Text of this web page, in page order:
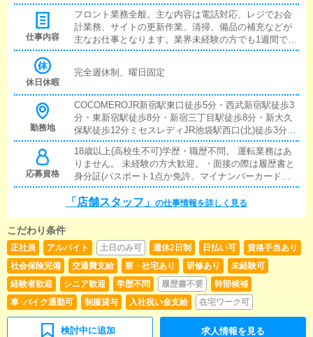
り込みになります。※罰金、ノルマなどペナルティは一
切なくお給料から引かれるのは税金だけですのでご安心
ください。
仕事内容
フロント業務全般。主な内容は電話対応、レジでお会
計業務、サイトの更新作業、清掃、備品の補充などが
主なお仕事となります。業界未経験の方でも1週間で習
得可能な簡単な業務で、丁寧に教えさせて頂きますの
休日休暇
完全週休制、曜日固定
勤務地
COCOMEROJR新宿駅東口徒歩5分・西武新宿駅徒歩3
分・東新宿駅徒歩8分・新宿三丁目駅徒歩8分・新大久
保駅徒歩12分ミセスレディJR池袋駅西口(北)徒歩3分
【路線】山手線・埼京線・湘南新宿ライン・丸ノ内
線・有楽町線・副都心線・西武池袋線・東武東上線目
黒アリスマリオンJR目黒駅 徒歩1分【路線】山手線・
目黒線・南北線・三田線華椿(ハナツバキ)JR巣鴨駅北
口から徒歩1分(JR池袋駅から2駅5分)【路線】山手線・
三田線
応募資格
18歳以上(高校生不可)学歴・職歴不問。 運転業務はあ
りません。 未経験の方大歓迎。・面接の際は履歴書と
身分証(パスポート1点か免許、マイナンバーカードの
いずれかと住民票本籍地記載の2点)をご持参くださ
い。 ・暴力団関係者の方又はそれに準ずる方のご応募
「店舗スタッフ」 の仕事情報を詳しく見る
こだわり条件
正社員 アルバイト 土日のみ可 週休2日制 日払い可
資格手当あり
社会保険完備
交通費支給 寮・社宅あり 研修あり
未経験可
経験者歓迎
シニア歓迎 学歴不問 履歴書不要
幹部候補
車･バイク通勤可
制服貸与 入社祝い金支給 在宅ワーク可
検討中に追加 求人情報を見る